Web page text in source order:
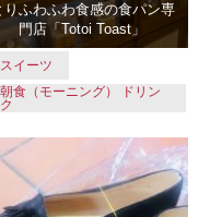
りふわふわ食感の食パン専
門店「Totoi Toast」
スイーツ
朝食（モーニング） ドリン
ク